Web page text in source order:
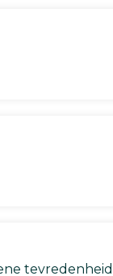
tevredenheid